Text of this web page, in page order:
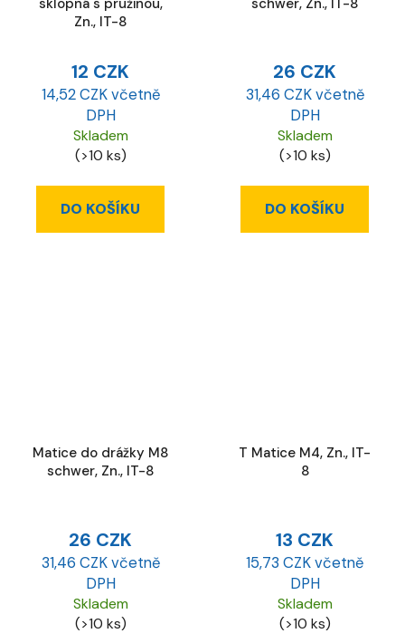
Zn., IT-8
12 CZK
14,52 CZK včetně
DPH
Skladem
(>10 ks)
DO KOŠÍKU
26 CZK
31,46 CZK včetně
DPH
Skladem
(>10 ks)
DO KOŠÍKU
Matice do drážky M8
schwer, Zn., IT-8
26 CZK
31,46 CZK včetně
DPH
Skladem
(>10 ks)
T Matice M4, Zn., IT-
8
13 CZK
15,73 CZK včetně
DPH
Skladem
(>10 ks)